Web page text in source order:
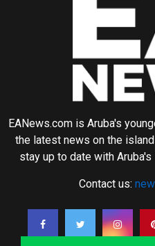
EANews.com is Aruba's
the latest news on the
stay up to date with
Contact us: